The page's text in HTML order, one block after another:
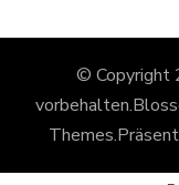
© Copyright
vorbehalten.
Themes